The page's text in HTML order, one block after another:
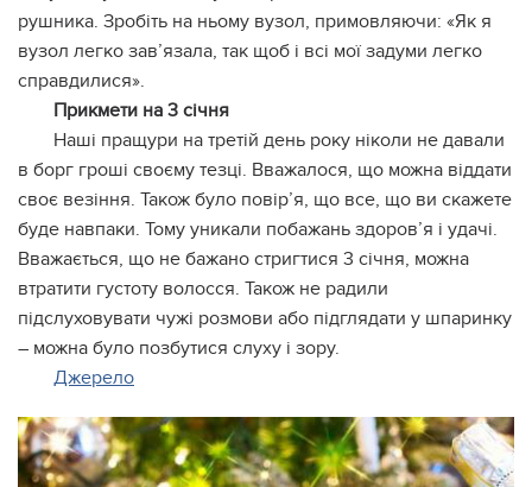
рушника. Зробіть на ньому вузол, примовляючи: «Як я
вузол легко зав’язала, так щоб і всі мої задуми легко
справдилися».
Прикмети на 3 січня
Наші пращури на третій день року ніколи не давали
в борг гроші своєму тезці. Вважалося, що можна віддати
своє везіння. Також було повір’я, що все, що ви скажете
буде навпаки. Тому уникали побажань здоров’я і удачі.
Вважається, що не бажано стригтися 3 січня, можна
втратити густоту волосся. Також не радили
підслуховувати чужі розмови або підглядати у шпаринку
– можна було позбутися слуху і зору.
Джерело